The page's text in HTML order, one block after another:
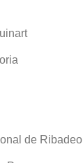
de Ribadeo